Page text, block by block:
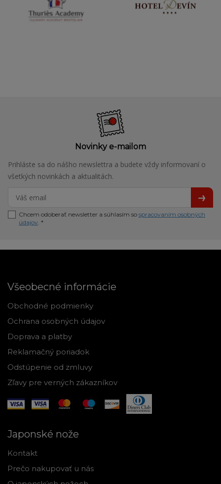
Novinky e-mailom
Prihláste sa do nášho newslettra a budete vždy informovaní o
všetkých novinkách a aktualitách.
Chcem odoberať newsletter a súhlasím so spracovaním osobných
údajov. *
Všeobecné informácie
Obchodné podmienky
Ochrana osobných údajov
Doprava a platby
Reklamačný poriadok
Odstúpenie od zmluvy
Zľavy pre verných zákazníkov
Japonské nože
Kontakt
Prečo nakupovať u nás